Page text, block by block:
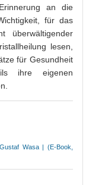
an die
für das
überwältigender
lesen,
für Gesundheit
ihre eigenen
Wasa | (E-Book,